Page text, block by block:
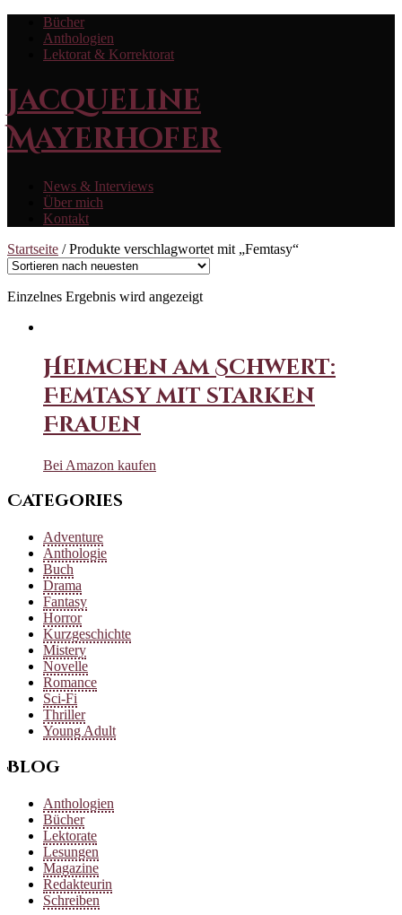
Bücher
Anthologien
Lektorat & Korrektorat
Jacqueline
Mayerhofer
News & Interviews
Über mich
Kontakt
Startseite / Produkte verschlagwortet mit „Femtasy“
Einzelnes Ergebnis wird angezeigt
Heimchen am Schwert:
Femtasy mit starken
Frauen
Bei Amazon kaufen
Categories
Adventure
Anthologie
Buch
Drama
Fantasy
Horror
Kurzgeschichte
Mistery
Novelle
Romance
Sci-Fi
Thriller
Young Adult
Blog
Anthologien
Bücher
Lektorate
Lesungen
Magazine
Redakteurin
Schreiben